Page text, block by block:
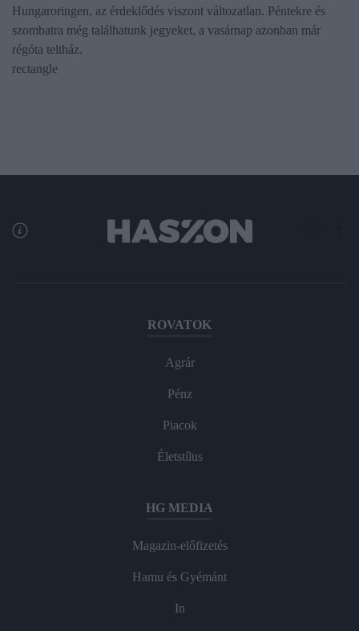
Hungaroringen, az érdeklődés viszont változatlan. Péntekre és
szombatra még találhatunk jegyeket, a vasárnap azonban már
régóta teltház.
rectangle
ROVATOK
Agrár
Pénz
Piacok
Életstílus
HG MEDIA
Magazin-előfizetés
Hamu és Gyémánt
In